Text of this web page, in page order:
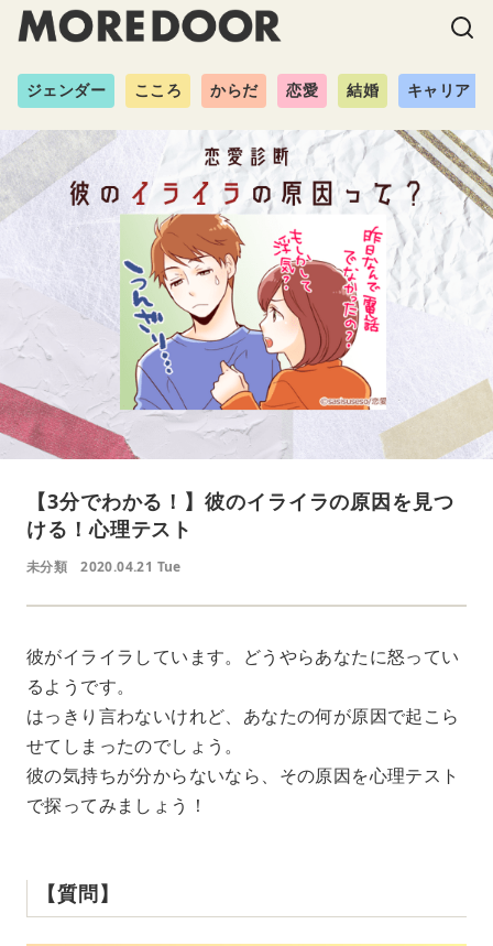
ジェンダー こころ からだ 恋愛 結婚 キャリア
【3分でわかる！】彼のイライラの原因を見つ
ける！心理テスト
未分類 2020.04.21 Tue
彼がイライラしています。どうやらあなたに怒ってい
るようです。
はっきり言わないけれど、あなたの何が原因で起こら
せてしまったのでしょう。
彼の気持ちが分からないなら、その原因を心理テスト
で探ってみましょう！
【質問】